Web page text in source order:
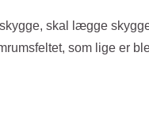
skal lægge
som lige er